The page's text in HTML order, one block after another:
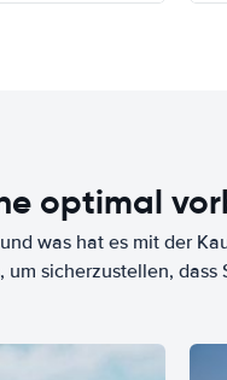
optimal
was hat es mit der
sicherzustellen,